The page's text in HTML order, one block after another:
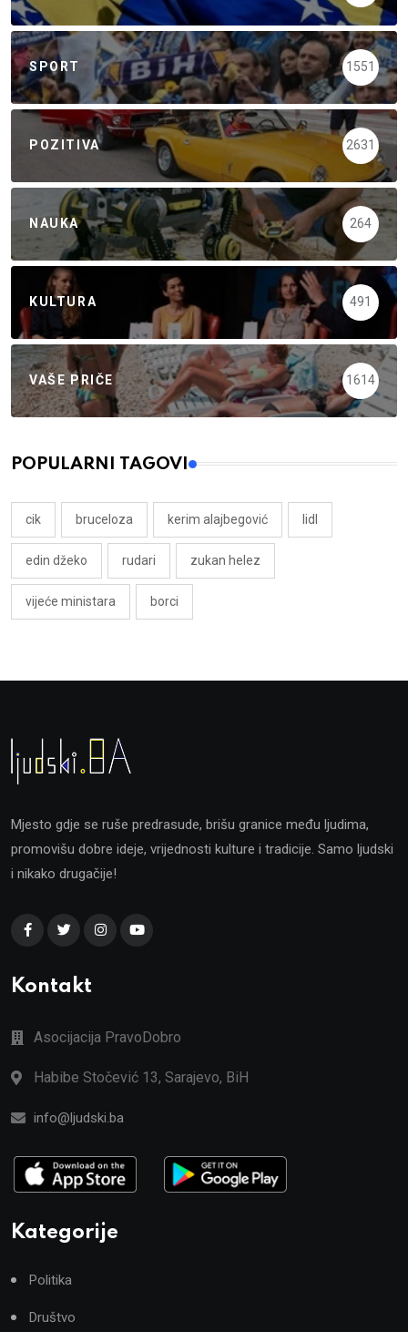
SPORT 1551
POZITIVA 2631
NAUKA 264
KULTURA 491
VAŠE PRIČE 1614
POPULARNI TAGOVI
cik bruceloza kerim alajbegović lidl
edin džeko rudari zukan helez
vijeće ministara borci
Mjesto gdje se ruše predrasude, brišu granice među ljudima,
promovišu dobre ideje, vrijednosti kulture i tradicije. Samo ljudski
i nikako drugačije!
Kontakt
Asocijacija PravoDobro
Habibe Stočević 13, Sarajevo, BiH
info@ljudski.ba
Kategorije
Politika
Društvo